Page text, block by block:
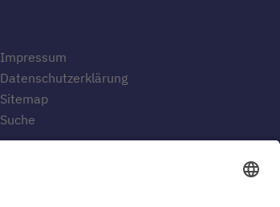
Impressum
Datenschutzerklärung
Sitemap
Suche